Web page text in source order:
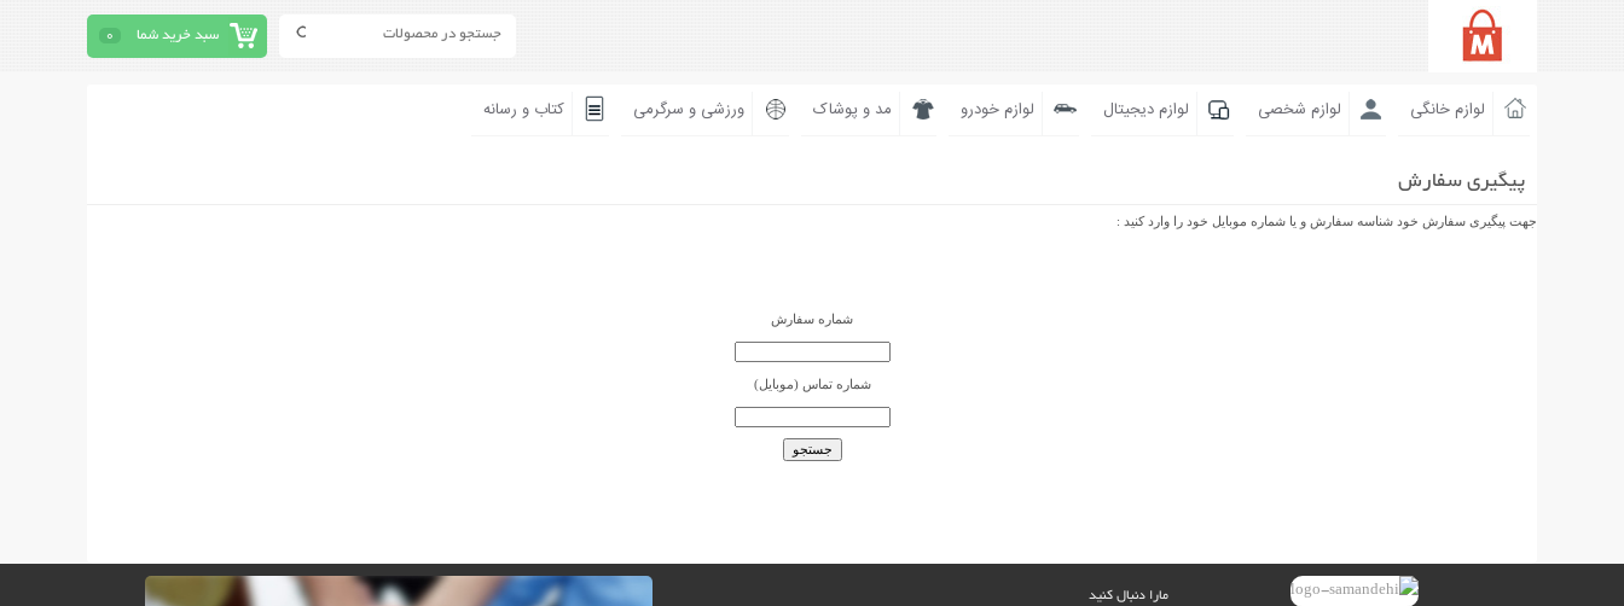
سبد خرید شما 0
لوازم خانگی لوازم شخصی لوازم دیجیتال لوازم خودرو مد و پوشاک ورزشی و سرگرمی کتاب و رسانه
پیگیری سفارش
جهت پیگیری سفارش خود شناسه سفارش و یا شماره موبایل خود را وارد کنید :
شماره سفارش
شماره تماس (موبایل)
مارا دنبال کنید